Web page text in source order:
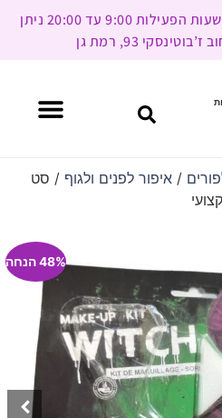
ניתן להגיע בתיאום מראש | בשעות הפעילות 9:00 עד 20:00 ניתן
93, רמת גן
/ איפור לפנים ולגוף / סט
48% הנחה